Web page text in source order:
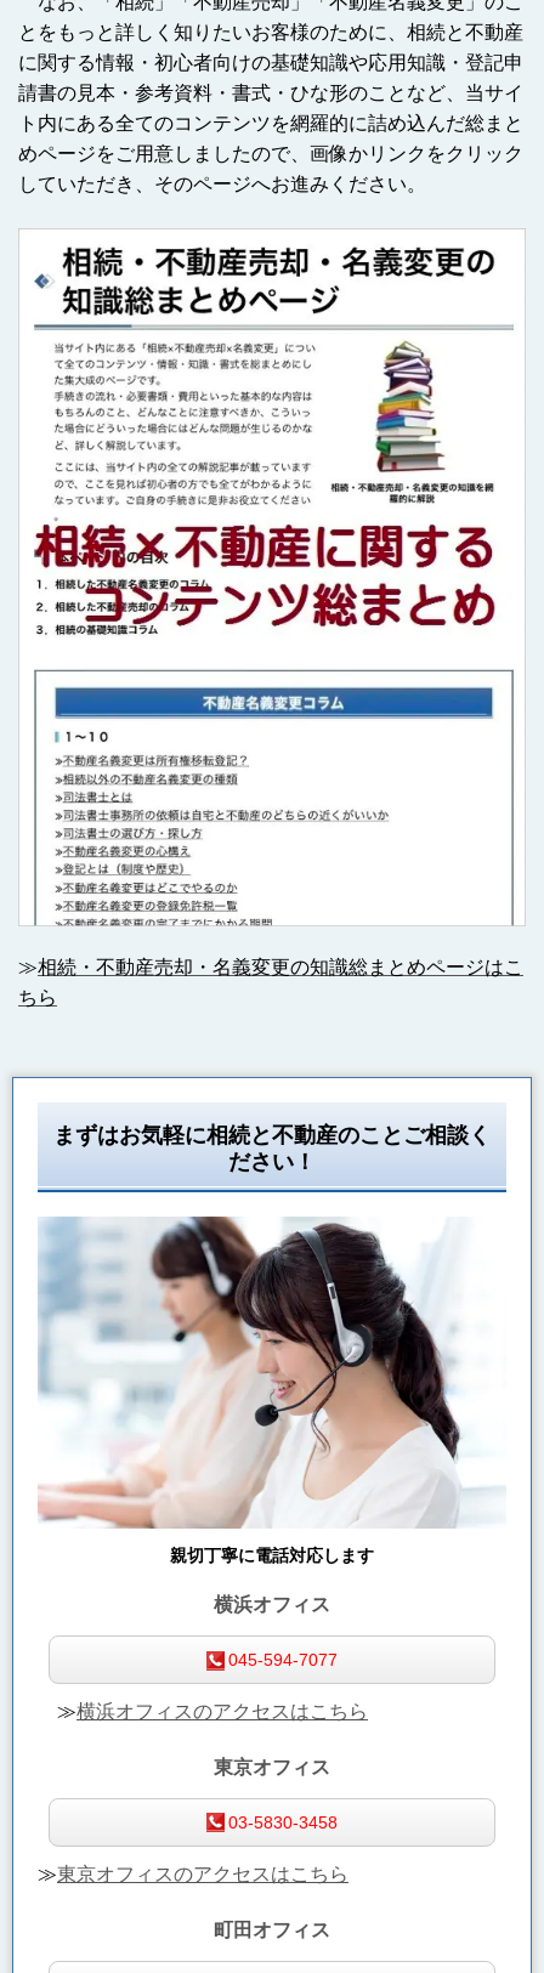
とをもっと詳しく知りたいお客様のために、相続と不動産
に関する情報・初心者向けの基礎知識や応用知識・登記申
請書の見本・参考資料・書式・ひな形のことなど、当サイ
ト内にある全てのコンテンツを網羅的に詰め込んだ総まと
めページをご用意しましたので、画像かリンクをクリック
していただき、そのページへお進みください。
≫相続・不動産売却・名義変更の知識総まとめページはこ
ちら
まずはお気軽に相続と不動産のことご相談く
ださい！
親切丁寧に電話対応します
横浜オフィス
045-594-7077
≫横浜オフィスのアクセスはこちら
東京オフィス
03-5830-3458
≫東京オフィスのアクセスはこちら
町田オフィス